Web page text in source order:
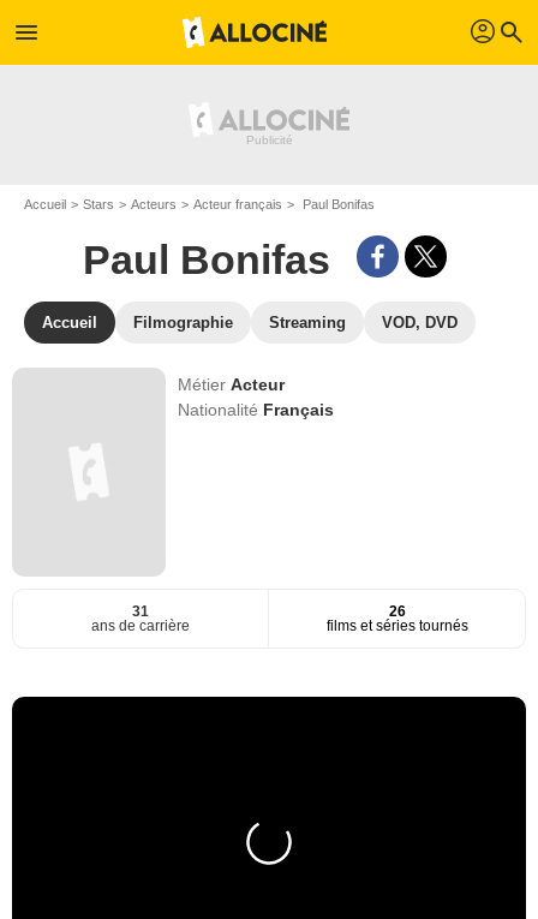
menu profil search
Accueil Stars Acteurs Acteur français Paul Bonifas
Paul Bonifas
Accueil Filmographie Streaming VOD, DVD
MétierActeur
Nationalité Français
31
ans de carrière
26
films et séries tournés